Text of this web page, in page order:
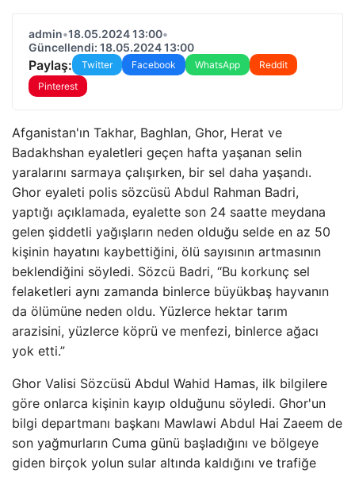
admin•18.05.2024 13:00•
Güncellendi: 18.05.2024 13:00
Paylaş: Twitter Facebook WhatsApp
Reddit
Pinterest
Afganistan'ın Takhar, Baghlan, Ghor, Herat ve
Badakhshan eyaletleri geçen hafta yaşanan selin
yaralarını sarmaya çalışırken, bir sel daha yaşandı.
Ghor eyaleti polis sözcüsü Abdul Rahman Badri,
yaptığı açıklamada, eyalette son 24 saatte meydana
gelen şiddetli yağışların neden olduğu selde en az 50
kişinin hayatını kaybettiğini, ölü sayısının artmasının
beklendiğini söyledi. Sözcü Badri, “Bu korkunç sel
felaketleri aynı zamanda binlerce büyükbaş hayvanın
da ölümüne neden oldu. Yüzlerce hektar tarım
arazisini, yüzlerce köprü ve menfezi, binlerce ağacı
yok etti.”
Ghor Valisi Sözcüsü Abdul Wahid Hamas, ilk bilgilere
göre onlarca kişinin kayıp olduğunu söyledi. Ghor'un
bilgi departmanı başkanı Mawlawi Abdul Hai Zaeem de
son yağmurların Cuma günü başladığını ve bölgeye
giden birçok yolun sular altında kaldığını ve trafiğe